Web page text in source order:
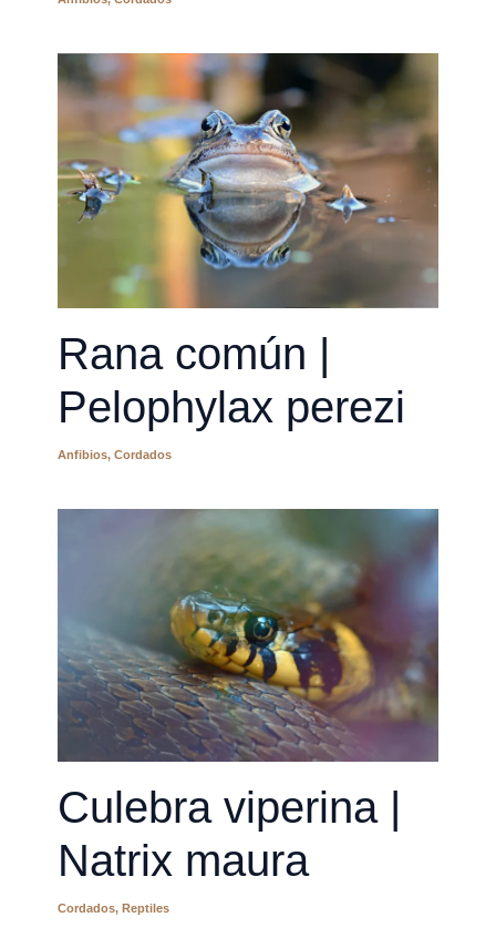
Rana común |
Pelophylax perezi
Anfibios, Cordados
Culebra viperina |
Natrix maura
Cordados, Reptiles